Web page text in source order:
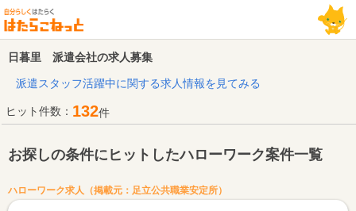
日暮里 派遣会社の求人募集
派遣スタッフ活躍中に関する求人情報を見てみる
ヒット件数： 132件
お探しの条件にヒットしたハローワーク案件一覧
ハローワーク求人（掲載元：足立公共職業安定所）